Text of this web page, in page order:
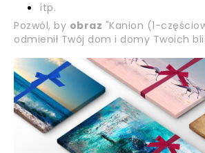
itp.
Pozwól, by obraz "Kanion (1-
odmienił Twój dom i domy Twoich